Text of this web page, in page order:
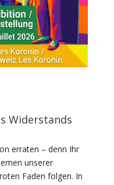
Widerstands
erraten – denn Ihr
unserer
Faden folgen. In